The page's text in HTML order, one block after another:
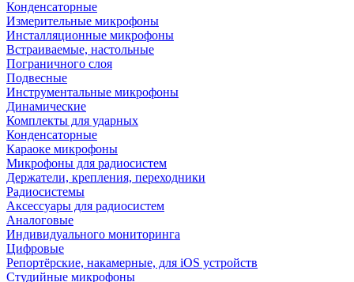
Конденсаторные
Измерительные микрофоны
Инсталляционные микрофоны
Встраиваемые, настольные
Пограничного слоя
Подвесные
Инструментальные микрофоны
Динамические
Комплекты для ударных
Конденсаторные
Караоке микрофоны
Микрофоны для радиосистем
Держатели, крепления, переходники
Радиосистемы
Аксессуары для радиосистем
Аналоговые
Индивидуального мониторинга
Цифровые
Репортёрские, накамерные, для iOS устройств
Студийные микрофоны